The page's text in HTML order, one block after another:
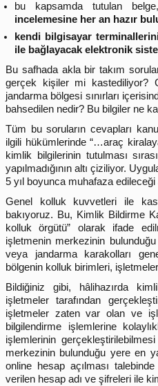
bu kapsamda tutulan
incelemesine her an hazır
kendi bilgisayar
ile bağlayacak elektronik
Bu safhada akla bir takım
gerçek kişiler mi kastediliyor?
jandarma bölgesi sınırları
bahsedilen nedir? Bu bilgiler ne
Tüm bu soruların cevapları
ilgili hükümlerinde “…araç
kimlik bilgilerinin tutulması
yapılmadığının altı çiziliyor.
5 yıl boyunca muhafaza
Genel kolluk kuvvetleri ile
bakıyoruz. Bu, Kimlik Bildirme
kolluk örgütü” olarak ifade
işletmenin merkezinin
veya jandarma karakolları
bölgenin kolluk birimleri,
Bildiğiniz gibi, hâlihazırda
işletmeler tarafından
işletmeler zaten var olan ve
bilgilendirme işlemlerine
işlemlerinin
merkezinin bulunduğu yere en
online hesap açılması
verilen hesap adı ve şifreleri ile